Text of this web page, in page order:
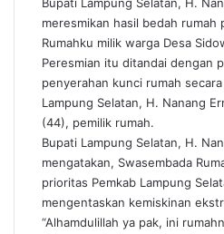
meresmikan hasil bedah rumah
Rumahku milik warga Desa
Peresmian itu ditandai dengan
penyerahan kunci rumah
Lampung Selatan, H. Nanang
(44), pemilik rumah.
Bupati Lampung Selatan, H.
mengatakan, Swasembada
prioritas Pemkab Lampung
mengentaskan kemiskinan
“Alhamdulillah ya pak, ini